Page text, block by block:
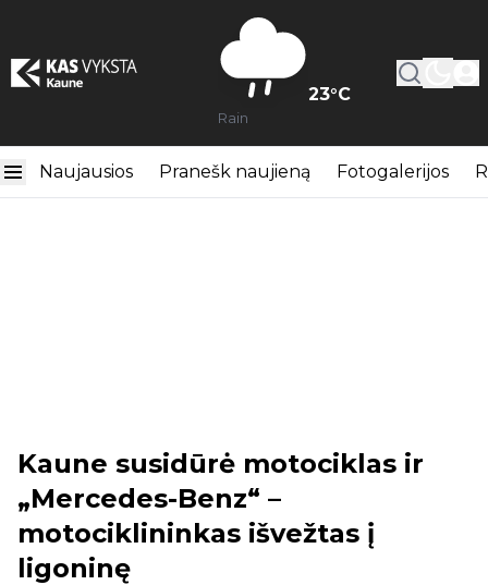
23°C
Rain
Naujausios Pranešk naujieną Fotogalerijos
Kaune susidūrė motociklas ir
„Mercedes-Benz“ –
motociklininkas išvežtas į
ligoninę